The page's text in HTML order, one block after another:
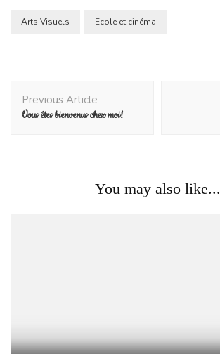
Arts Visuels Ecole et cinéma
Navigation
Previous Article
Vous êtes bienvenus chez moi!
You may also like...